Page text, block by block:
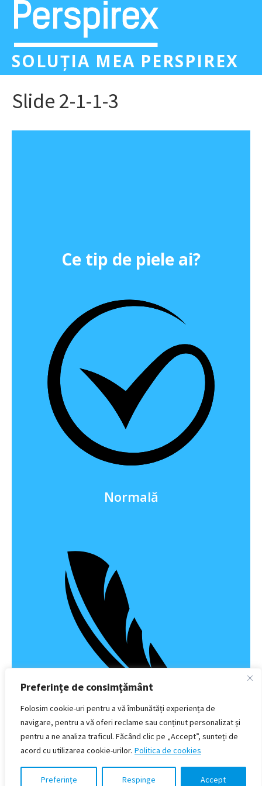
Preferințe de consimțământ
Folosim cookie-uri pentru a vă îmbunătăți experiența de
navigare, pentru a vă oferi reclame sau conținut personalizat și
pentru a ne analiza traficul. Făcând clic pe „Accept”, sunteți de
acord cu utilizarea cookie-urilor. Politica de cookies
Preferințe Respinge Accept
SOLUȚIA MEA PERSPIREX
Slide 2-1-1-3
Ce tip de piele ai?
Normală
Sensibilă